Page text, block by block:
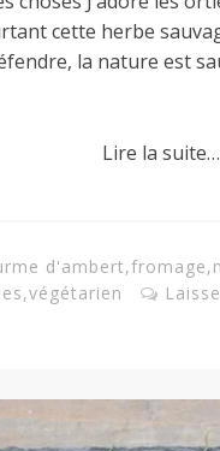
cette herbe
la nature est
Lire la suite…
d'ambert,fromage,
,végétarien